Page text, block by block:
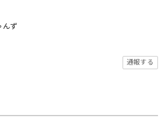
ず
通報する